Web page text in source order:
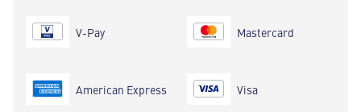
V-Pay
American Express
Mastercard
Visa